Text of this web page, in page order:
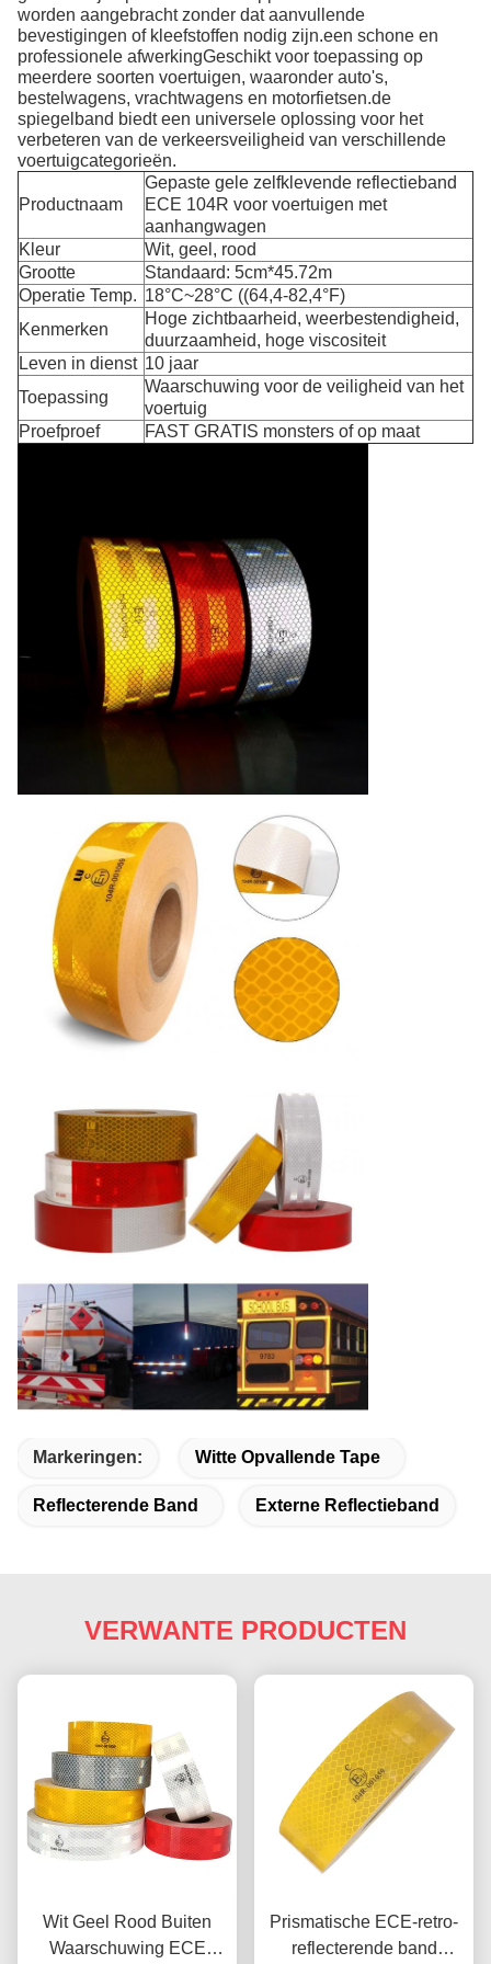
worden aangebracht zonder dat aanvullende
bevestigingen of kleefstoffen nodig zijn.een schone en
professionele afwerkingGeschikt voor toepassing op
meerdere soorten voertuigen, waaronder auto's,
bestelwagens, vrachtwagens en motorfietsen.de
spiegelband biedt een universele oplossing voor het
verbeteren van de verkeersveiligheid van verschillende
voertuigcategorieën.
Productnaam
Gepaste gele zelfklevende reflectieband
ECE 104R voor voertuigen met
aanhangwagen
Kleur
Wit, geel, rood
Grootte
Standaard: 5cm*45.72m
Operatie Temp. 18°C~28°C ((64,4-82,4°F)
Kenmerken
Hoge zichtbaarheid, weerbestendigheid,
duurzaamheid, hoge viscositeit
Leven in dienst 10 jaar
Toepassing
Waarschuwing voor de veiligheid van het
voertuig
Proefproef
FAST GRATIS monsters of op maat
Markeringen: Witte Opvallende Tape
Reflecterende Band Externe Reflectieband
VERWANTE PRODUCTEN
Wit Geel Rood Buiten
Waarschuwing ECE
Prismatische ECE-retro-
reflecterende band